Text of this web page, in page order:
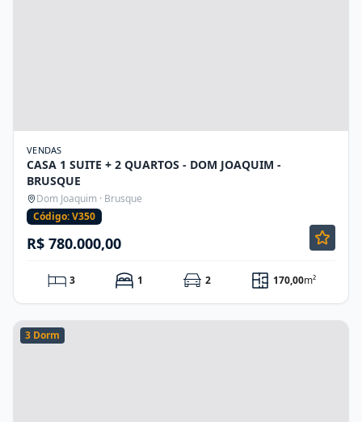
VENDAS
CASA 1 SUITE + 2 QUARTOS - DOM JOAQUIM -
BRUSQUE
Dom Joaquim · Brusque
Código: V350
R$ 780.000,00
3 1 2 170,00m²
3 Dorm